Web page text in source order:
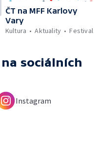
ČT na MFF Karlovy
Vary
Kultura
Aktuality Festival
na sociálních
Instagram